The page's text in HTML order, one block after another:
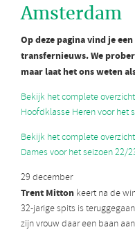
Amsterdam
Op deze pagina vind je
transfernieuws. We
maar laat het ons weten
Bekijk het complete
Hoofdklasse Heren voor het
Bekijk het complete
Dames voor het seizoen 22/
29 december
Trent Mitton keert na de
32-jarige spits is
zijn vrouw daar een baan